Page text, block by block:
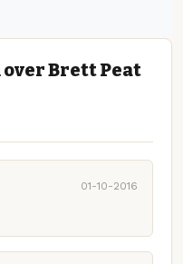
Brett Peat
01-10-2016